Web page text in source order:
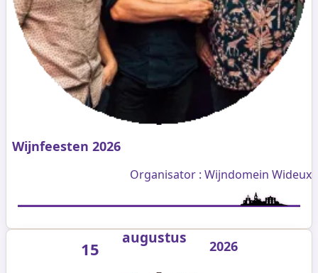
Wijnfeesten 2026
Organisator : Wijndomein Wideux
15
augustus 2026